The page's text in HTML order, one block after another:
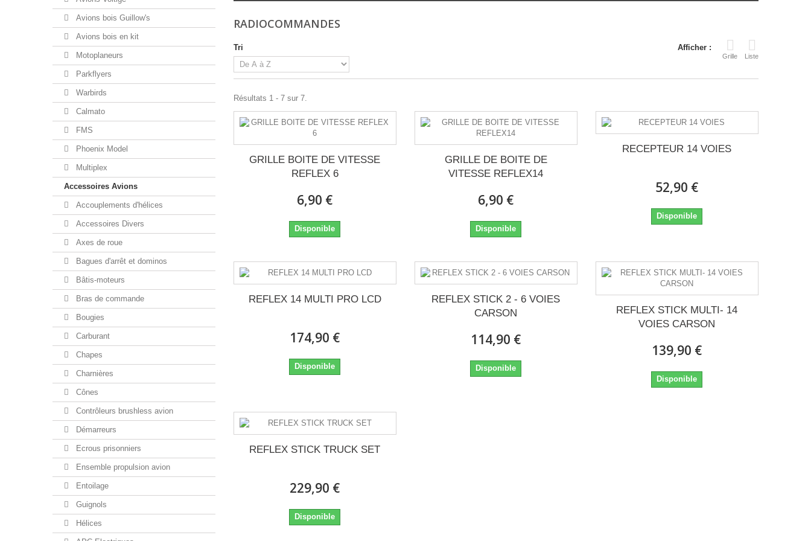
Avions bois Guillow's
Avions bois en kit
Motoplaneurs
Parkflyers
Warbirds
Calmato
FMS
Phoenix Model
Multiplex
Accessoires Avions
Accouplements d'hélices
Accessoires Divers
Axes de roue
Bagues d'arrêt et dominos
Bâtis-moteurs
Bras de commande
Bougies
Carburant
Chapes
Charnières
Cônes
Contrôleurs brushless avion
Démarreurs
Ecrous prisonniers
Ensemble propulsion avion
Entoilage
Guignols
Hélices
RADIOCOMMANDES
Afficher :
Grille Liste
Tri
Résultats 1 - 7 sur 7.
GRILLE BOITE DE VITESSE
REFLEX 6
6,90 €
Disponible
GRILLE DE BOITE DE
VITESSE REFLEX14
6,90 €
Disponible
RECEPTEUR 14 VOIES
52,90 €
Disponible
REFLEX 14 MULTI PRO LCD
174,90 €
Disponible
REFLEX STICK 2 - 6 VOIES
CARSON
114,90 €
Disponible
REFLEX STICK MULTI- 14
VOIES CARSON
139,90 €
Disponible
REFLEX STICK TRUCK SET
229,90 €
Disponible